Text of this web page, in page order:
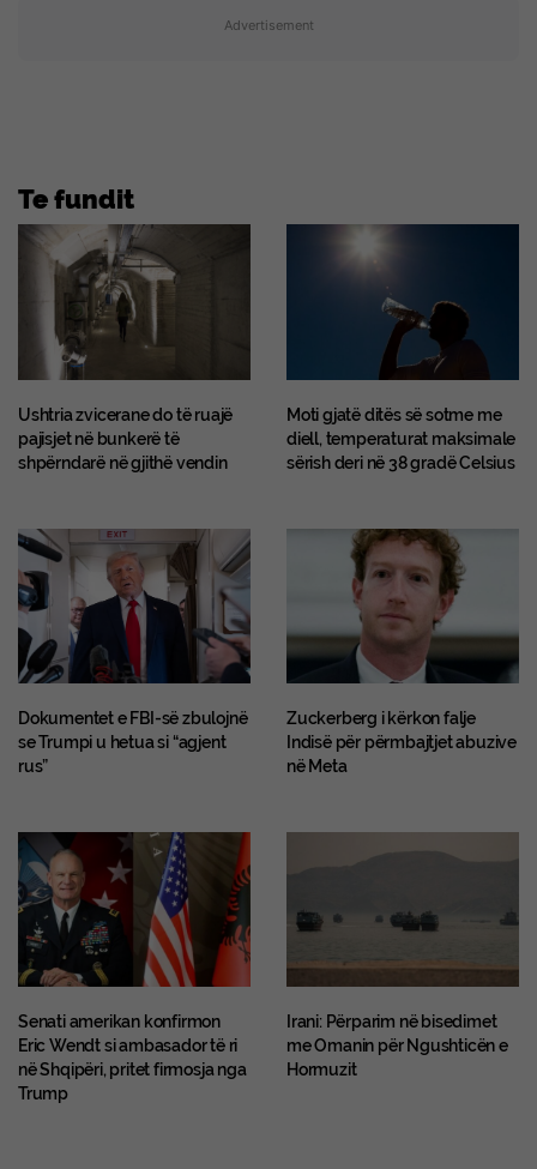
Advertisement
Te fundit
Ushtria zvicerane do të ruajë
pajisjet në bunkerë të
shpërndarë në gjithë vendin
Moti gjatë ditës së sotme me
diell, temperaturat maksimale
sërish deri në 38 gradë Celsius
Dokumentet e FBI-së zbulojnë
se Trumpi u hetua si “agjent
rus”
Zuckerberg i kërkon falje
Indisë për përmbajtjet abuzive
në Meta
Senati amerikan konfirmon
Eric Wendt si ambasador të ri
në Shqipëri, pritet firmosja nga
Trump
Irani: Përparim në bisedimet
me Omanin për Ngushticën e
Hormuzit